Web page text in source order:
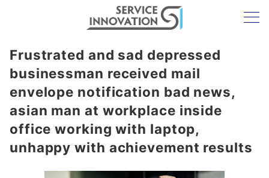
Frustrated and sad depressed
businessman received mail
envelope notification bad news,
asian man at workplace inside
office working with laptop,
unhappy with achievement results